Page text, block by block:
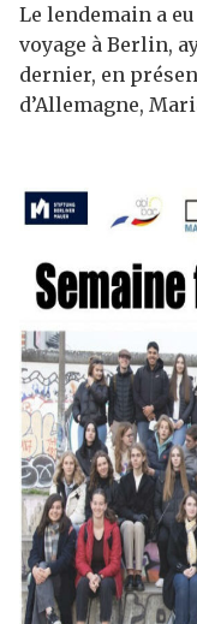
Le lendemain a
voyage à Berlin,
dernier, en
d’Allemagne,